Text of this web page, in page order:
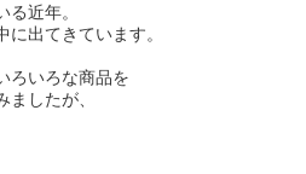
近年。
出てきています。
ろいろな商品を
ましたが、